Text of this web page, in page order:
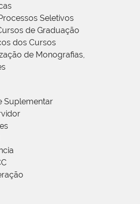
Seletivos
de Graduação
dos Cursos
de Monografias,
Suplementar